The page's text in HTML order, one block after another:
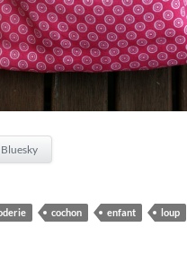
Bluesky
cochon enfant loup